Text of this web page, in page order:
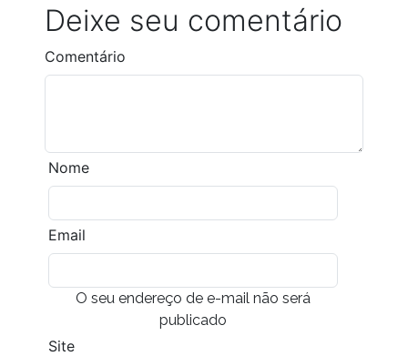
Deixe seu comentário
Comentário
Nome
Email
O seu endereço de e-mail não será
publicado
Site